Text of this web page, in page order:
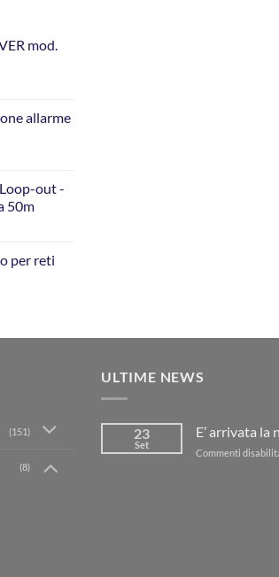
mod.
allarme
out -
50m
per reti
(151)
(8)
ULTIME NEWS
23
Set
E’ arrivata la
Commenti